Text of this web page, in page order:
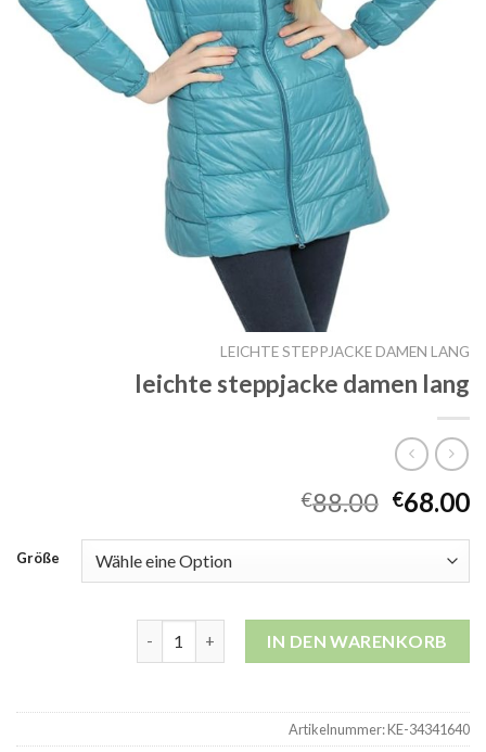
LEICHTE STEPPJACKE DAMEN LANG
leichte steppjacke damen lang
€88.00 €68.00
Größe
IN DEN WARENKORB
Artikelnummer:KE-34341640